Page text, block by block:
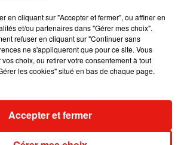
Karol G dévoile la tracklist de son nouvel
album… avec des invités...
en cliquant sur "Accepter et fermer", ou affiner en
et/ou partenaires dans "Gérer mes choix".
refuser en cliquant sur "Continuer sans
ne s'appliqueront que pour ce site. Vous
choix, ou retirer votre consentement à tout
les cookies" situé en bas de chaque page.
Accepter et fermer